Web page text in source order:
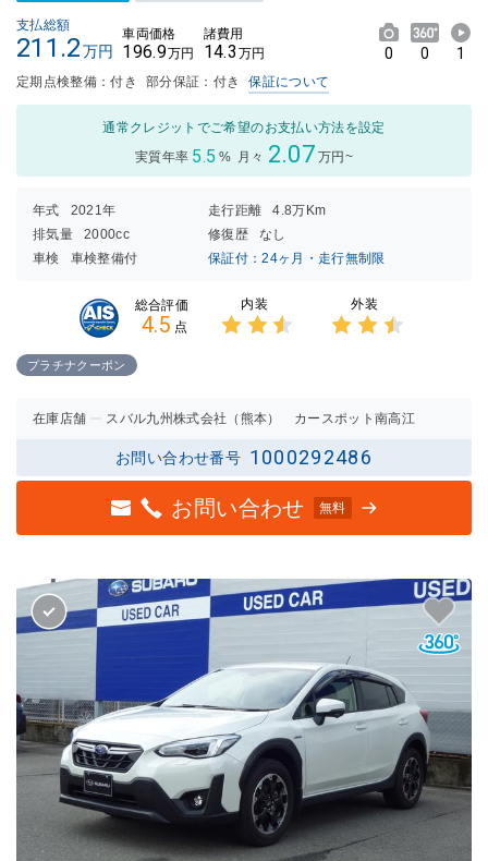
支払総額
211.2万円
車両価格
196.9万円
諸費用
14.3 万円 0 0 1
定期点検整備：付き 部分保証：付き 保証について
通常クレジットでご希望のお支払い方法を設定
実質年率 5.5 % 月々 2.07 万円~
年式 2021年 走行距離
4.8万Km
排気量
2000cc 修復歴
なし
車検
車検整備付 保証付：24ヶ月・走行無制限
総合評価
4.5 点
内装 外装
プラチナクーポン
在庫店舗 スバル九州株式会社（熊本） カースポット南高江
お問い合わせ番号 1000292486
お問い合わせ 無料